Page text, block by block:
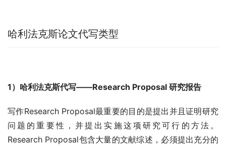
哈利法克斯论文代写类型
1）哈利法克斯代写——Research Proposal 研究报告
写作Research Proposal最重要的目的是提出并且证明研究
问题的重要性，并提出实施这项研究可行的方法。
Research Proposal包含大量的文献综述，必须提出充分的